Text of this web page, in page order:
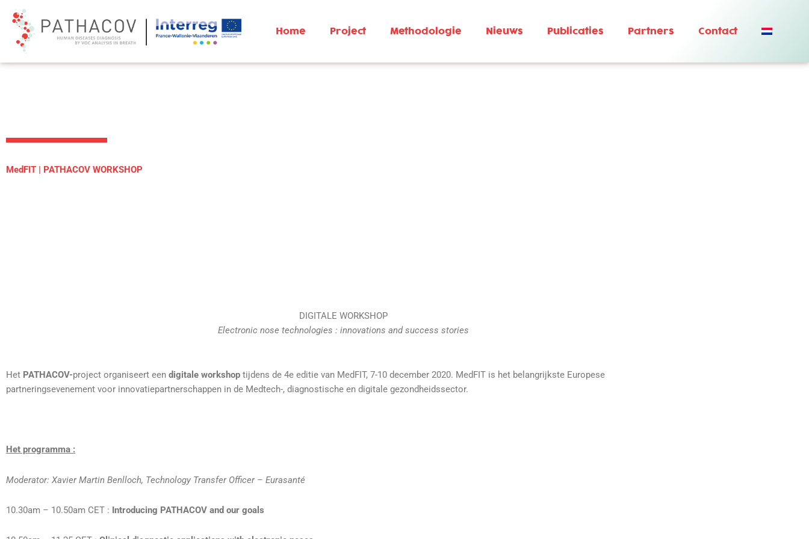
naar
inhoud
Home Project Methodologie Nieuws Publicaties Partners Contact
MedFIT | PATHACOV WORKSHOP
DIGITALE WORKSHOP
Electronic nose technologies : innovations and success stories
Het PATHACOV-project organiseert een digitale workshop tijdens de 4e editie van MedFIT, 7-10 december 2020. MedFIT is het belangrijkste Europese
partneringsevenement voor innovatiepartnerschappen in de Medtech-, diagnostische en digitale gezondheidssector.
Het programma :
Moderator: Xavier Martin Benlloch, Technology Transfer Officer – Eurasanté
10.30am – 10.50am CET : Introducing PATHACOV and our goals